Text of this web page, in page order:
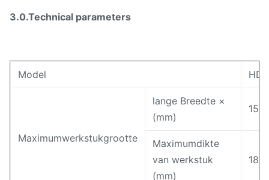
3.0.Technical parameters
Model
Maximumwerkstukgrootte
lange Breedte ×
(mm)
Maximumdikte
van werkstuk
(mm)
180